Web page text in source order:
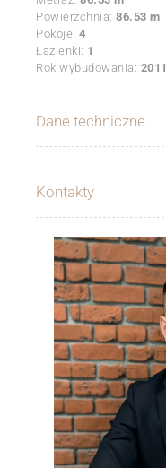
Powierzchnia: 86.53 m
Pokoje: 4
Łazienki: 1
Rok wybudowania: 2011
Dane techniczne
Kontakty